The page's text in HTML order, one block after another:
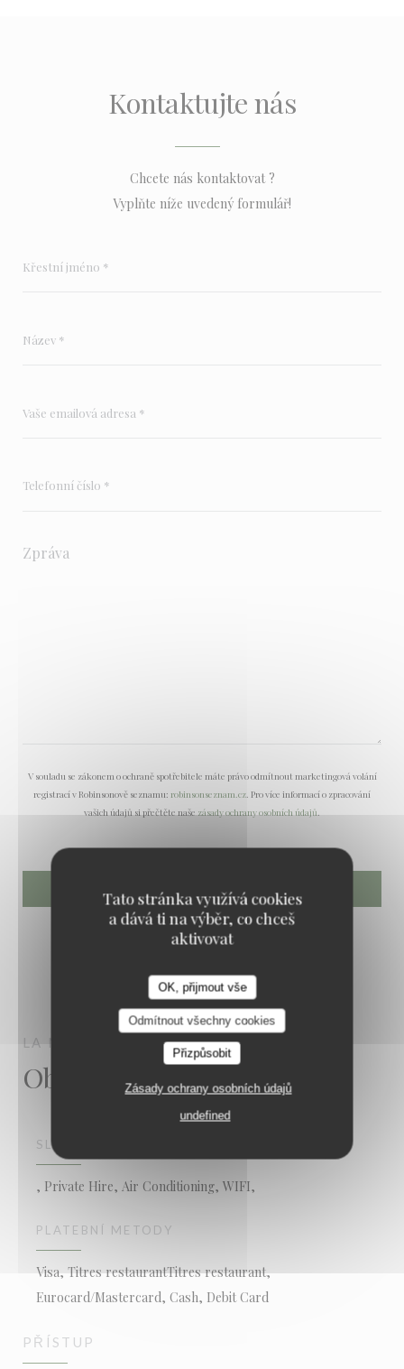
Tato stránka využívá cookies
a dává ti na výběr, co chceš
aktivovat
OK, přijmout vše
Odmítnout všechny cookies
Přizpůsobit
Zásady ochrany osobních údajů
undefined
Kontaktujte nás
Chcete nás kontaktovat ?
Vyplňte níže uvedený formulář!
V souladu se zákonem o ochraně spotřebitele máte právo odmítnout marketingová volání
registrací v Robinsonově seznamu: robinsonseznam.cz . Pro více informací o zpracování
vašich údajů si přečtěte naše zásady ochrany osobních údajů
LA MAMOUNIA LYON
Obecné informace
SLUŽBY
, Private Hire, Air Conditioning, WIFI,
PLATEBNÍ METODY
Visa, Titres restaurantTitres restaurant,
Eurocard/Mastercard, Cash, Debit Card
PŘÍSTUP
La Mamounia